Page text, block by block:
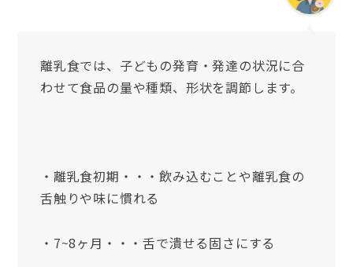
離乳食では、子どもの発育・発達の状況に合
わせて食品の量や種類、形状を調節します。
・離乳食初期・・・飲み込むことや離乳食の
舌触りや味に慣れる
・7~8ヶ月・・・舌で潰せる固さにする